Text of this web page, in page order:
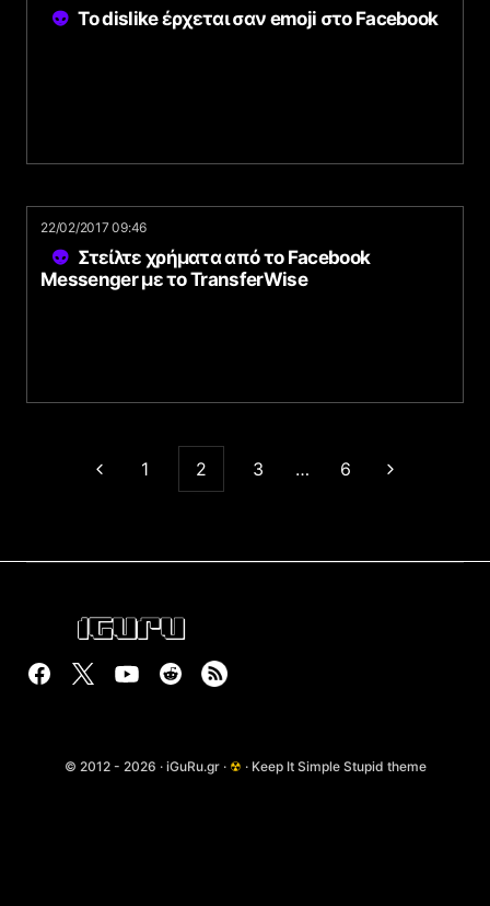
Το dislike έρχεται σαν emoji στο Facebook
22/02/2017 09:46
Στείλτε χρήματα από το Facebook
Messenger με το TransferWise
1 2 3 … 6
© 2012 - 2026 · iGuRu.gr · ☢ · Keep It Simple Stupid theme